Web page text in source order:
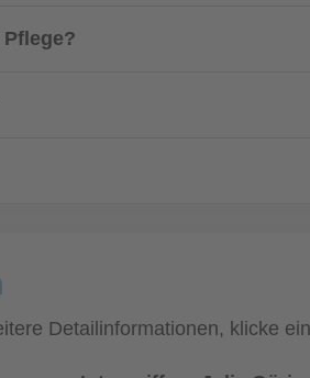
Detailinformationen, klicke